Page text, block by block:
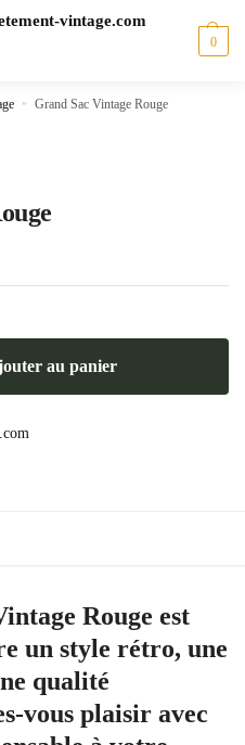
0
» Grand Sac Vintage Rouge
au panier
Rouge est
un style rétro, une
qualité
vous plaisir avec